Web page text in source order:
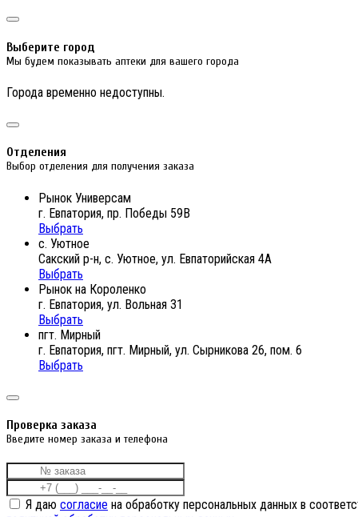
Выберите город
Мы будем показывать аптеки для вашего города
Города временно недоступны.
Отделения
Выбор отделения для получения заказа
Рынок Универсам
г. Евпатория, пр. Победы 59В
Выбрать
с. Уютное
Сакский р-н, с. Уютное, ул. Евпаторийская 4А
Выбрать
Рынок на Короленко
г. Евпатория, ул. Вольная 31
Выбрать
пгт. Мирный
г. Евпатория, пгт. Мирный, ул. Сырникова 26, пом. 6
Выбрать
Проверка заказа
Введите номер заказа и телефона
Я даю согласие на обработку персональных данных в